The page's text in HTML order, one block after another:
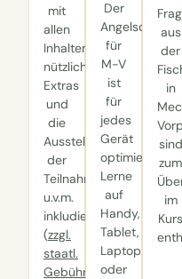
mit
allen
Inhalten,
nützliche
Extras
und
die
Ausstellung
der
Teilnahmebestätigung
u.v.m.
inkludiert.
(zzgl.
staatl.
Gebühren)
Der
für
M-V
ist
für
jedes
Gerät
optimiert:
Lerne
auf
Handy,
Tablet,
Laptop
oder
aus
der
in
sind
zum
im
Kurs